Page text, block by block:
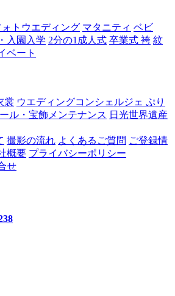
ォトウエディング マタニティ ベビ
入園入学 2分の1成人式 卒業式 袴 紋
ベート
裳 ウエディングコンシェルジェ ぷり
ル・宝飾メンテナンス 日光世界遺産
撮影の流れ よくあるご質問 ご登録情
概要 プライバシーポリシー
せ